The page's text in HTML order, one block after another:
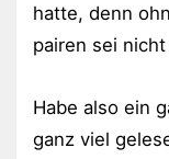
hatte, denn
pairen sei
Habe also ein
ganz viel